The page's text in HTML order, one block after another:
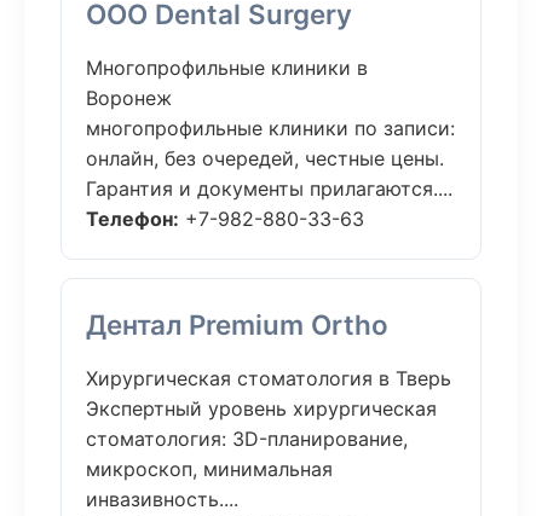
ООО Dental Surgery
Многопрофильные клиники в
Воронеж
многопрофильные клиники по записи:
онлайн, без очередей, честные цены.
Гарантия и документы прилагаются....
Телефон: +7-982-880-33-63
Дентал Premium Ortho
Хирургическая стоматология в Тверь
Экспертный уровень хирургическая
стоматология: 3D-планирование,
микроскоп, минимальная
инвазивность....